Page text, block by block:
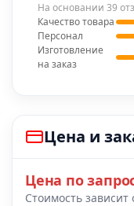
На основании 39
Качество товара
Персонал
Изготовление
на заказ
Цена и
Цена по
Стоимость